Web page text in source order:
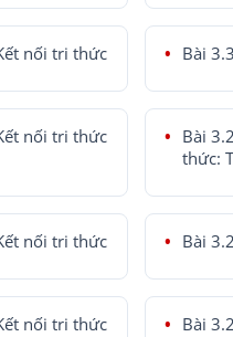
nối tri thức Bài
nối tri thức
Bài
thức:
nối tri thức Bài
nối tri thức Bài